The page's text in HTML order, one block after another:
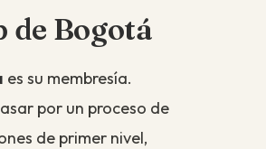
de Bogotá
es su membresía.
por un proceso de
de primer nivel,